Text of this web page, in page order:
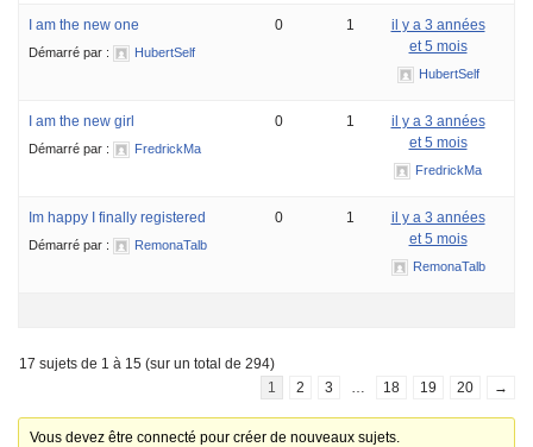
I am the new one
Démarré par : HubertSelf
0 1
il y a 3 années
et 5 mois
HubertSelf
I am the new girl
Démarré par : FredrickMa
0 1
il y a 3 années
et 5 mois
FredrickMa
Im happy I finally registered
Démarré par : RemonaTalb
0 1
il y a 3 années
et 5 mois
RemonaTalb
17 sujets de 1 à 15 (sur un total de 294)
1
2 3 18 19 20 →
Vous devez être connecté pour créer de nouveaux sujets.